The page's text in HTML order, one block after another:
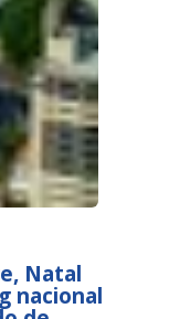
Natal
nacional